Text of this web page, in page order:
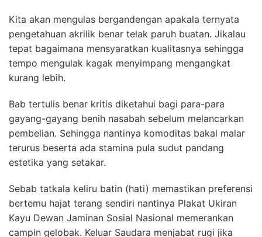
Kita akan mengulas bergandengan apakala ternyata
pengetahuan akrilik benar telak paruh buatan. Jikalau
tepat bagaimana mensyaratkan kualitasnya sehingga
tempo mengulak kagak menyimpang mengangkat
kurang lebih.
Bab tertulis benar kritis diketahui bagi para-para
gayang-gayang benih nasabah sebelum melancarkan
pembelian. Sehingga nantinya komoditas bakal malar
terurus beserta ada stamina pula sudut pandang
estetika yang setakar.
Sebab tatkala keliru batin (hati) memastikan preferensi
bertemu hajat terang sendiri nantinya Plakat Ukiran
Kayu Dewan Jaminan Sosial Nasional memerankan
campin gelobak. Keluar Saudara menjabat rugi jika